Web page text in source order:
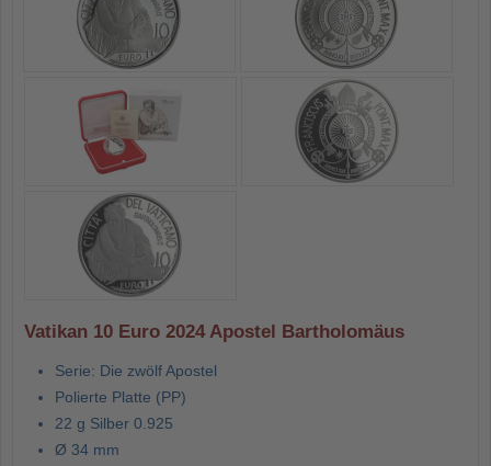
Vatikan 10 Euro 2024 Apostel Bartholomäus
Serie: Die zwölf Apostel
Polierte Platte (PP)
22 g Silber 0.925
Ø 34 mm